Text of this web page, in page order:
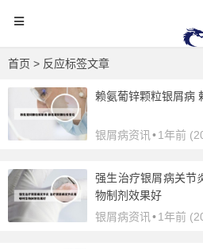
首页 > 反应标签文章
赖氨葡锌颗粒银屑病
银屑病资讯 •1年前
强生治疗银屑病关节
物制剂效果好
银屑病资讯 •1年前